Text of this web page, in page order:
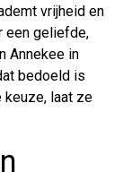
vrijheid en
een geliefde,
Annekee in
bedoeld is
laat ze